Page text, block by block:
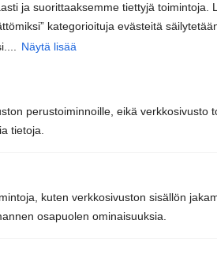
ja suorittaaksemme tiettyjä toimintoja.
kategorioituja evästeitä
Näytä lisää
perustoiminnoille, eikä verkkosivusto
tietoja.
kuten verkkosivuston sisällön
osapuolen ominaisuuksia.